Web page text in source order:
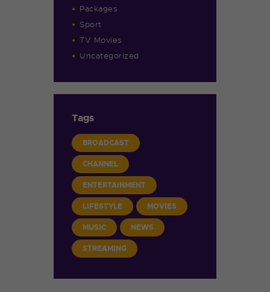
Packages
Sport
TV Movies
Uncategorized
Tags
BROADCAST
CHANNEL
ENTERTAINMENT
LIFESTYLE MOVIES
MUSIC NEWS
STREAMING